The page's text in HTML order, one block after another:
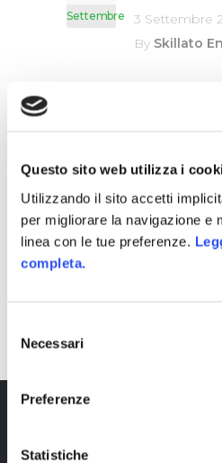
Questo sito web utilizza i
Utilizzando il sito accetti
per migliorare la navigazione e
linea con le tue preferenze.
completa.
delNecessari
Preferenze
Statistiche
Settembre 3 Settembre
By Skillato